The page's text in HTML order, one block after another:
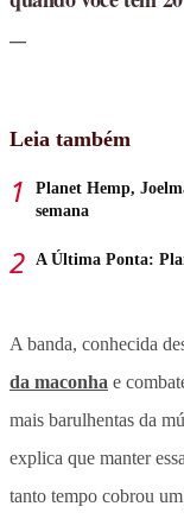
Leia também
Planet Hemp,
semana
A Última Ponta:
A banda, conhecida
da maconha e
mais barulhentas da
explica que manter
tanto tempo cobrou